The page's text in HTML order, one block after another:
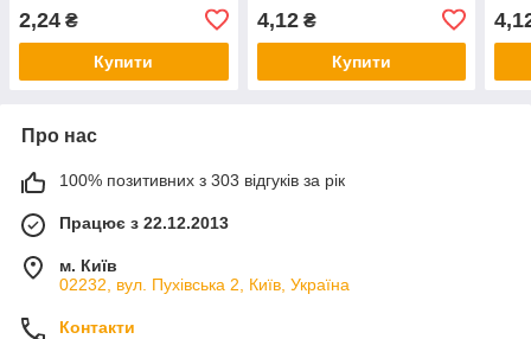
2,24 ₴
Купити
4,12₴
Купити
Про нас
100% позитивних з 303 відгуків за рік
Працює з 22.12.2013
м. Київ
02232, вул. Пухівська 2, Київ, Україна
Контакти